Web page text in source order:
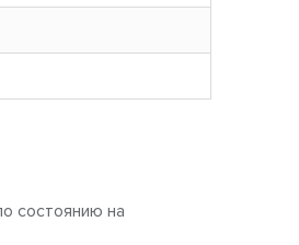
состоянию на